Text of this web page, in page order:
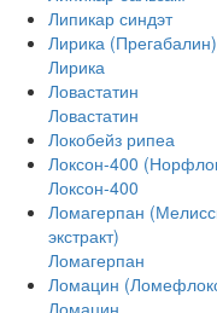
Липикар синдэт
Лирика (Прегабалин)
Лирика
Ловастатин
Ловастатин
Локобейз рипеа
Локсон-400
Локсон-400
Ломагерпан
экстракт)
Ломагерпан
Ломацин
Ломацин